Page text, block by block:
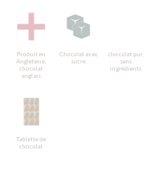
Produit en
Angleterre,
chocolat
anglais
Chocolat avec
sucre
chocolat pur,
sans
ingrédients
Tablette de
chocolat